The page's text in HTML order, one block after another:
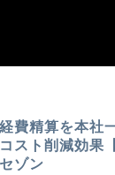
費精算を本社
スト削減効果
ゾン